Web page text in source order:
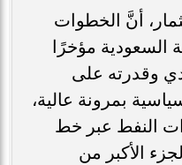
أنَّ الخطوات
السعودية مؤخرًا
وقدرته على
بمرونة عالية،
النفط عبر خط
الأكبر من